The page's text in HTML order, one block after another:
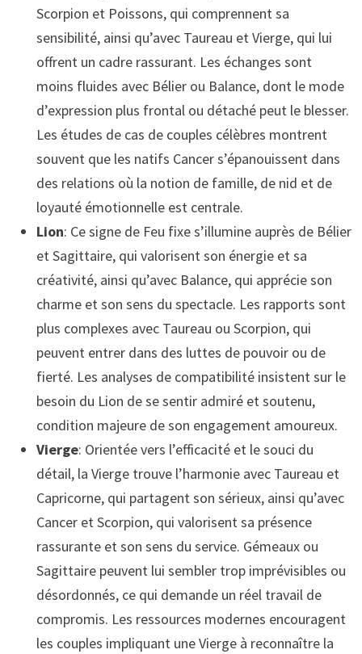
Scorpion et Poissons, qui comprennent sa
sensibilité, ainsi qu’avec Taureau et Vierge, qui lui
offrent un cadre rassurant. Les échanges sont
moins fluides avec Bélier ou Balance, dont le mode
d’expression plus frontal ou détaché peut le blesser.
Les études de cas de couples célèbres montrent
souvent que les natifs Cancer s’épanouissent dans
des relations où la notion de famille, de nid et de
loyauté émotionnelle est centrale.
Lion: Ce signe de Feu fixe s’illumine auprès de Bélier
et Sagittaire, qui valorisent son énergie et sa
créativité, ainsi qu’avec Balance, qui apprécie son
charme et son sens du spectacle. Les rapports sont
plus complexes avec Taureau ou Scorpion, qui
peuvent entrer dans des luttes de pouvoir ou de
fierté. Les analyses de compatibilité insistent sur le
besoin du Lion de se sentir admiré et soutenu,
condition majeure de son engagement amoureux.
Vierge: Orientée vers l’efficacité et le souci du
détail, la Vierge trouve l’harmonie avec Taureau et
Capricorne, qui partagent son sérieux, ainsi qu’avec
Cancer et Scorpion, qui valorisent sa présence
rassurante et son sens du service. Gémeaux ou
Sagittaire peuvent lui sembler trop imprévisibles ou
désordonnés, ce qui demande un réel travail de
compromis. Les ressources modernes encouragent
les couples impliquant une Vierge à reconnaître la